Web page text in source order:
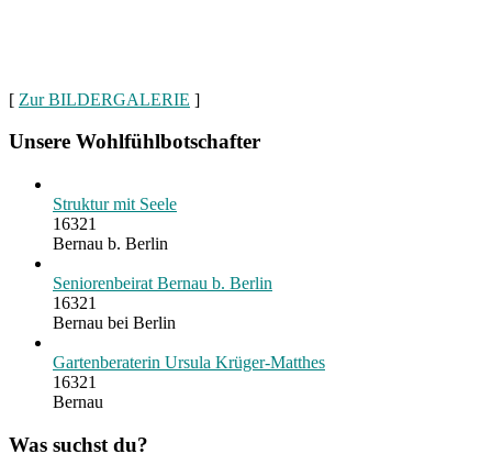
[ Zur BILDERGALERIE ]
Unsere Wohlfühlbotschafter
Struktur mit Seele
16321
Bernau b. Berlin
Seniorenbeirat Bernau b. Berlin
16321
Bernau bei Berlin
Gartenberaterin Ursula Krüger-Matthes
16321
Bernau
Was suchst du?